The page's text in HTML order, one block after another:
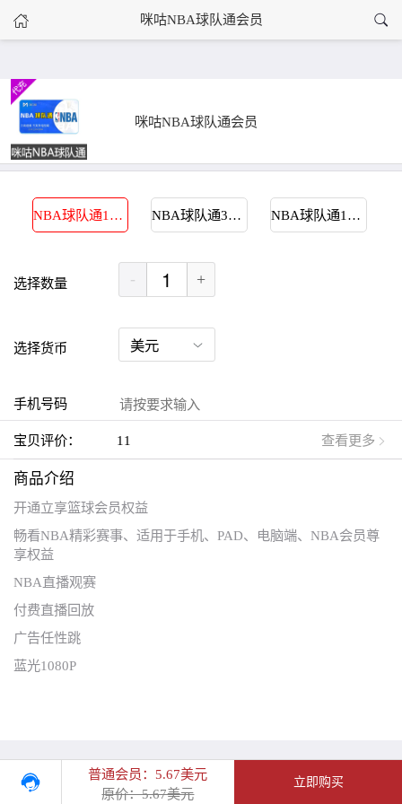
咪咕NBA球队通会员
首页 咪咕NBA球队通会员
咪咕NBA球队通会员
NBA球队通1个月 NBA球队通3个月 NBA球队通12个月
选择数量 - +
选择货币
手机号码
宝贝评价： 11 查看更多
商品介绍
开通立享篮球会员权益
畅看NBA精彩赛事、 适用于手机、PAD、电脑端、NBA会员尊
享权益
NBA直播观赛
付费直播回放
广告任性跳
蓝光1080P
普通会员：5.67美元
原价：5.67美元
立即购买